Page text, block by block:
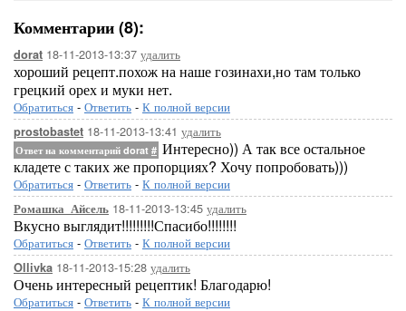
Комментарии (8):
dorat 18-11-2013-13:37 удалить
хороший рецепт.похож на наше гозинахи,но там только
грецкий орех и муки нет.
Обратиться - Ответить - К полной версии
prostobastet 18-11-2013-13:41 удалить
Ответ на комментарий dorat # Интересно)) А так все остальное
кладете с таких же пропорциях? Хочу попробовать)))
Обратиться - Ответить - К полной версии
Ромашка_Айсель 18-11-2013-13:45 удалить
Вкусно выглядит!!!!!!!!!Спасибо!!!!!!!!
Обратиться - Ответить - К полной версии
Ollivka 18-11-2013-15:28 удалить
Очень интересный рецептик! Благодарю!
Обратиться - Ответить - К полной версии